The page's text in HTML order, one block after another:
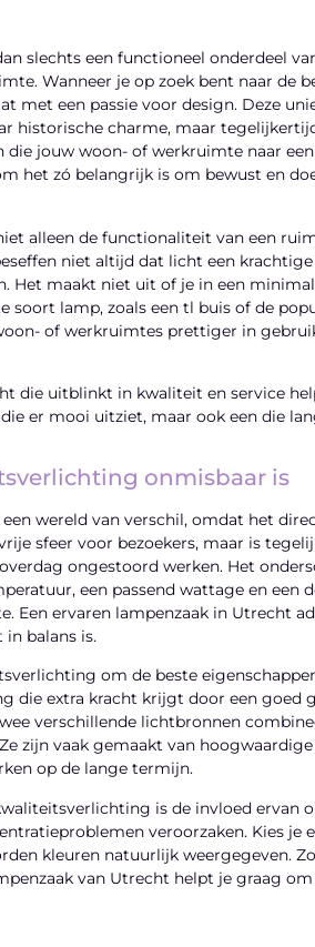
slechts een functioneel onderdeel
Wanneer je op zoek bent naar de
met een passie voor design. Deze
historische charme, maar
die jouw woon- of werkruimte naar
het zó belangrijk is om bewust en
alleen de functionaliteit van een
niet altijd dat licht een
Het maakt niet uit of je in een
soort lamp, zoals een tl buis of de
of werkruimtes prettiger in
die uitblinkt in kwaliteit en service
er mooi uitziet, maar ook een die
onmisbaar is
wereld van verschil, omdat het
sfeer voor bezoekers, maar is
ongestoord werken. Het
een passend wattage en
Een ervaren lampenzaak in Utrecht
balans is.
om de beste
die extra kracht krijgt door een goed
verschillende lichtbronnen
zijn vaak gemaakt van
op de lange termijn.
is de invloed ervan
veroorzaken. Kies je
kleuren natuurlijk weergegeven.
van Utrecht helpt je graag